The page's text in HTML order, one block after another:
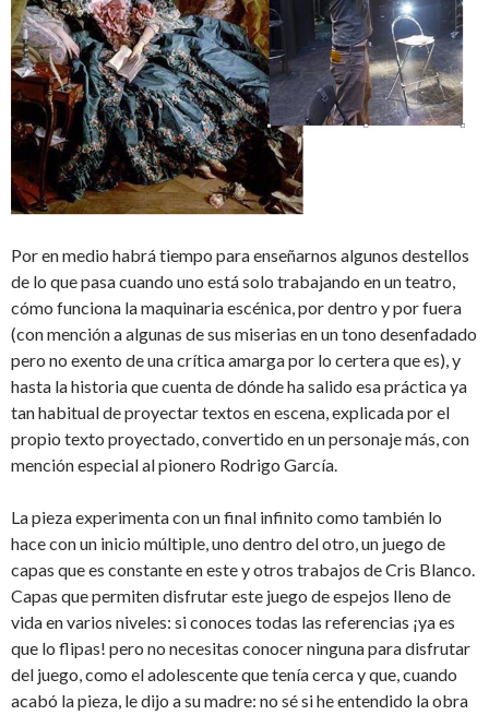
Por en medio habrá tiempo para enseñarnos algunos destellos
de lo que pasa cuando uno está solo trabajando en un teatro,
cómo funciona la maquinaria escénica, por dentro y por fuera
(con mención a algunas de sus miserias en un tono desenfadado
pero no exento de una crítica amarga por lo certera que es), y
hasta la historia que cuenta de dónde ha salido esa práctica ya
tan habitual de proyectar textos en escena, explicada por el
propio texto proyectado, convertido en un personaje más, con
mención especial al pionero Rodrigo García.
La pieza experimenta con un final infinito como también lo
hace con un inicio múltiple, uno dentro del otro, un juego de
capas que es constante en este y otros trabajos de Cris Blanco.
Capas que permiten disfrutar este juego de espejos lleno de
vida en varios niveles: si conoces todas las referencias ¡ya es
que lo flipas! pero no necesitas conocer ninguna para disfrutar
del juego, como el adolescente que tenía cerca y que, cuando
acabó la pieza, le dijo a su madre: no sé si he entendido la obra